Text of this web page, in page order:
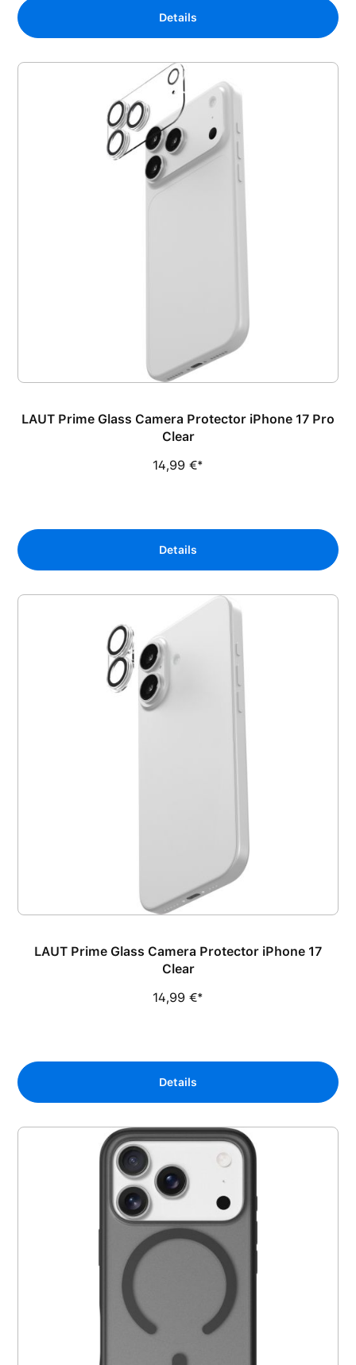
Details
LAUT Prime Glass Camera Protector iPhone 17 Pro
Clear
14,99 €*
Details
LAUT Prime Glass Camera Protector iPhone 17
Clear
14,99 €*
Details